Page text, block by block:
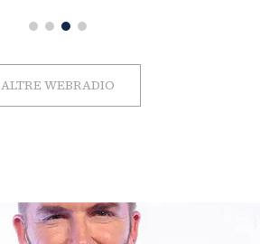
ALTRE WEBRADIO